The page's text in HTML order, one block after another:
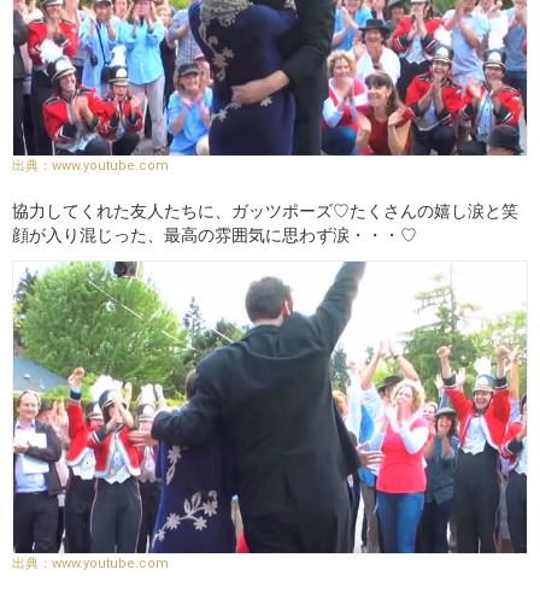
www.youtube.com
協力してくれた友人たちに、ガッツポーズ♡たくさんの嬉し涙と笑
顔が入り混じった、最高の雰囲気に思わず涙・・・♡
www.youtube.com